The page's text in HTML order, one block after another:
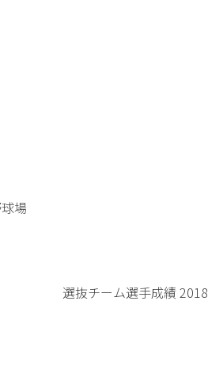
場
選抜チーム選手成績 2018